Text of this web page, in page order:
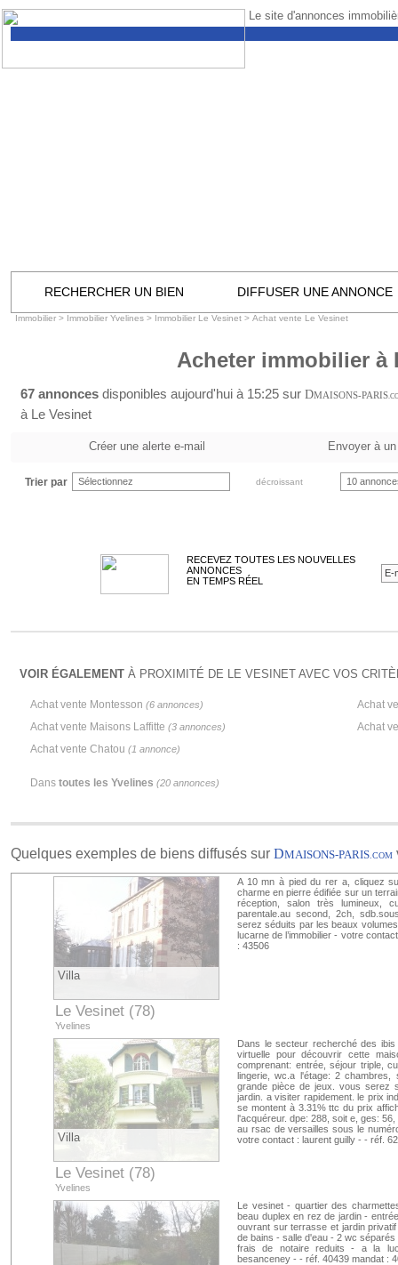
Le site d'annonces
RECHERCHER UN BIEN DIFFUSER UNE ANNONCE
Immobilier > Immobilier Yvelines > Immobilier Le Vesinet > Achat vente Le Vesinet
Acheter immobilier à
67 annonces disponibles aujourd'hui à 15:25 sur DMAISONS-PARIS
à Le Vesinet
Créer une alerte e-mail Envoyer à
Trier par Sélectionnez décroissant 10
RECEVEZ TOUTES LES NOUVELLES
ANNONCES
EN TEMPS RÉEL
VOIR ÉGALEMENT À PROXIMITÉ DE LE VESINET AVEC VOS
Achat vente Montesson (6 annonces)
Achat vente Maisons Laffitte (3 annonces)
Achat vente Chatou (1 annonce)
Achat
Achat
Dans toutes les Yvelines (20 annonces)
Quelques exemples de biens diffusés sur DMAISONS-PARIS .COM
Villa
Le Vesinet (78)
Yvelines
A 10 mn à pied du rer a, cliquez
charme en pierre édifiée sur un
réception, salon très lumineux,
parentale.au second, 2ch,
serez séduits par les beaux
lucarne de l’immobilier - votre
: 43506
Villa
Le Vesinet (78)
Yvelines
Dans le secteur recherché des
virtuelle pour découvrir cette
comprenant: entrée, séjour triple,
lingerie, wc.a l'étage: 2
grande pièce de jeux. vous serez
jardin. a visiter rapidement. le prix
se montent à 3.31% ttc du prix
l'acquéreur. dpe: 288, soit e, ges:
au rsac de versailles sous le
votre contact : laurent guilly - - réf.
Le vesinet - quartier des
beau duplex en rez de jardin -
ouvrant sur terrasse et jardin
de bains - salle d'eau - 2 wc
frais de notaire reduits - a la
besanceney - - réf. 40439 mandat :